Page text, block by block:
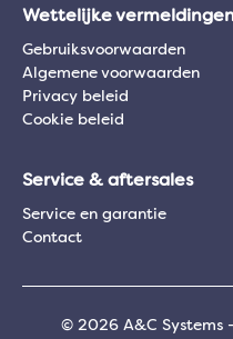
Wettelijke
Gebruiksvoorwaarden
Algemene voorwaarden
Privacy beleid
Cookie beleid
Service & aftersales
Service en garantie
Contact
© 2026 A&C Systems